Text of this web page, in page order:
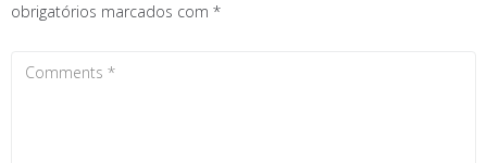
obrigatórios marcados com *